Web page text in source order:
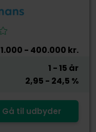
1.000 - 400.000 kr.
1 - 15 år
2,95 - 24,5 %
Gå til udbyder